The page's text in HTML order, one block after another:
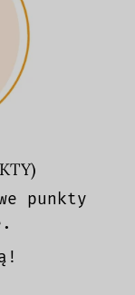
punkty